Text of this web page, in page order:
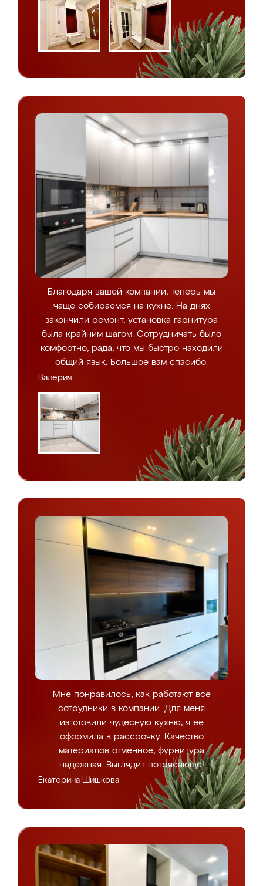
Благодаря вашей компании, теперь мы
чаще собираемся на кухне. На днях
закончили ремонт, установка гарнитура
была крайним шагом. Сотрудничать было
комфортно, рада, что мы быстро находили
общий язык. Большое вам спасибо.
Валерия
Мне понравилось, как работают все
сотрудники в компании. Для меня
изготовили чудесную кухню, я ее
оформила в рассрочку. Качество
материалов отменное, фурнитура
надежная. Выглядит потрясающе!
Екатерина Шишкова